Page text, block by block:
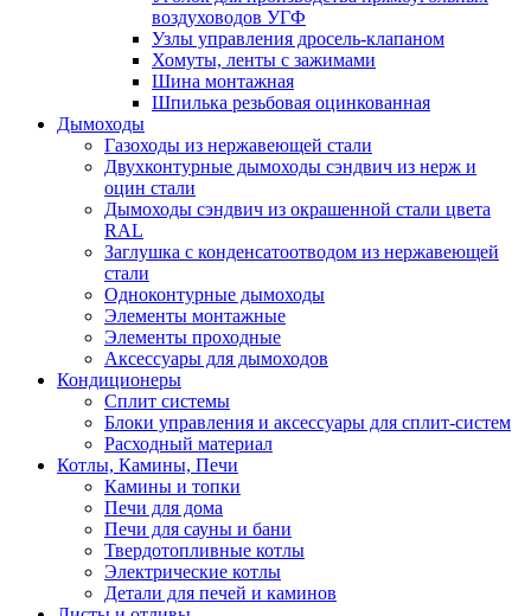
воздуховодов УГФ
Узлы управления дросель-клапаном
Хомуты, ленты с зажимами
Шина монтажная
Шпилька резьбовая оцинкованная
Дымоходы
Газоходы из нержавеющей стали
Двухконтурные дымоходы сэндвич из нерж и
оцин стали
Дымоходы сэндвич из окрашенной стали цвета
RAL
Заглушка с конденсатоотводом из нержавеющей
стали
Одноконтурные дымоходы
Элементы монтажные
Элементы проходные
Аксессуары для дымоходов
Кондиционеры
Сплит системы
Блоки управления и аксессуары для сплит-систем
Расходный материал
Котлы, Камины, Печи
Камины и топки
Печи для дома
Печи для сауны и бани
Твердотопливные котлы
Электрические котлы
Детали для печей и каминов